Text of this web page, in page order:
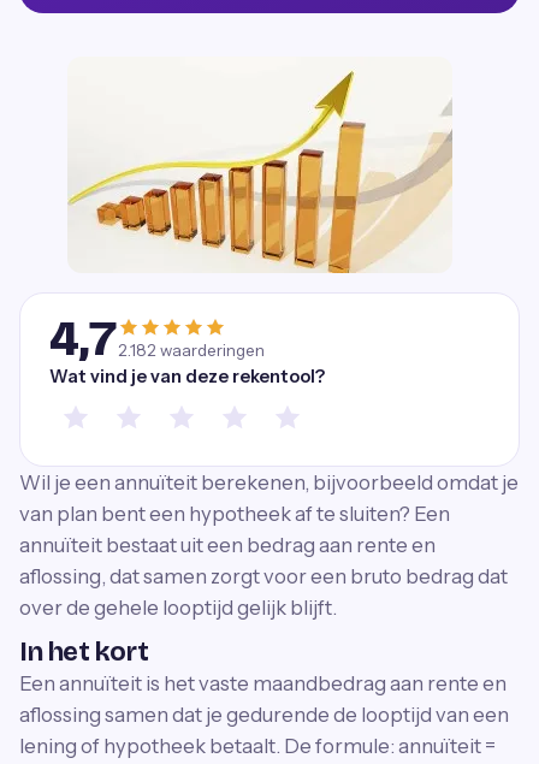
4,72.182 waarderingen
Wat vind je van deze rekentool?
Wil je een annuïteit berekenen, bijvoorbeeld omdat je
van plan bent een hypotheek af te sluiten? Een
annuïteit bestaat uit een bedrag aan rente en
aflossing, dat samen zorgt voor een bruto bedrag dat
over de gehele looptijd gelijk blijft.
In het kort
Een annuïteit is het vaste maandbedrag aan rente en
aflossing samen dat je gedurende de looptijd van een
lening of hypotheek betaalt. De formule: annuïteit =